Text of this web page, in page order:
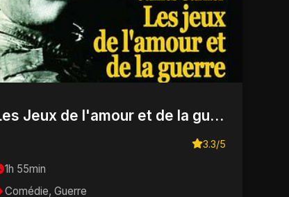
Les Jeux de l'amour et de la guerre
3.3/5
1h 55min
Comédie, Guerre